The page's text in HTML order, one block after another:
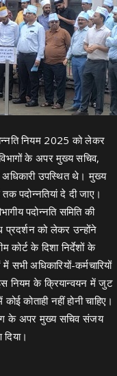
नियम 2025 को लेकर
के अपर मुख्य सचिव,
अधिकारी उपस्थित थे। मुख्य
पदोन्नतियां दे दी जाए।
पदोन्नति समिति की
प्रदर्शन को लेकर उन्होंने
कोर्ट के दिशा निर्देशों के
सभी अधिकारियों-कर्मचारियों
नियम के क्रियान्वयन में जुट
कोताही नहीं होनी चाहिए।
के अपर मुख्य सचिव संजय